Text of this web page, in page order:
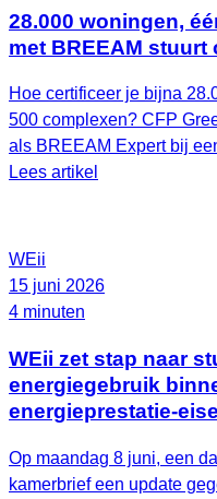
28.000 woningen,
met BREEAM
Hoe certificeer je bijna
500 complexen? CFP
als BREEAM Expert bij
Lees artikel
WEii
15 juni 2026
4 minuten
WEii zet stap naar
energiegebruik
energieprestatie-
Op maandag 8 juni, een
kamerbrief een update